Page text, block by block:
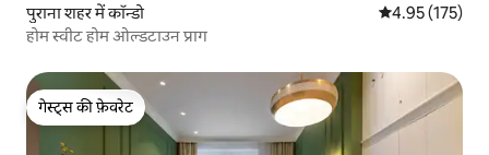
पुराना शहर में कॉन्डो औसत रेटिंग 5 में से
4.95 (175)
होम स्वीट होम ओल्डटाउन प्राग
गेस्ट्स की फ़ेवरेट
गेस्ट्स की फ़ेवरेट